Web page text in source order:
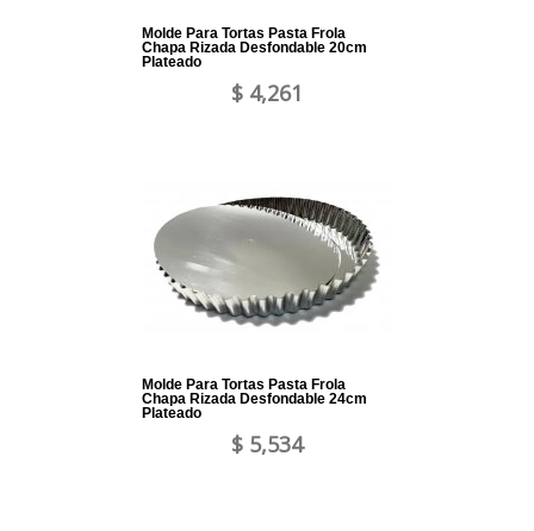
Molde Para Tortas Pasta Frola
Chapa Rizada Desfondable 20cm
Plateado
$ 4,261
Molde Para Tortas Pasta Frola
Chapa Rizada Desfondable 24cm
Plateado
$ 5,534